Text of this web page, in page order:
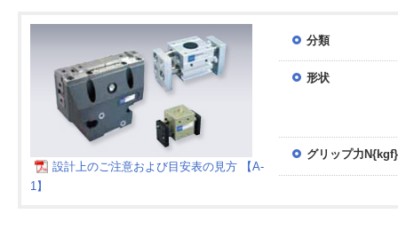
設計上のご注意および目安表の見方 【A-
1】
分類
形状
グリップ力N{kgf}